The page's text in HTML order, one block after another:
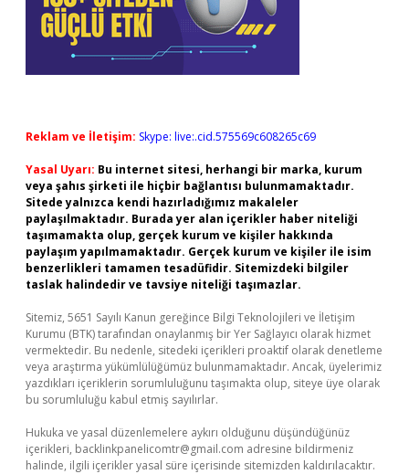
Reklam ve İletişim: Skype: live:.cid.575569c608265c69
Yasal Uyarı: Bu internet sitesi, herhangi bir marka, kurum
veya şahıs şirketi ile hiçbir bağlantısı bulunmamaktadır.
Sitede yalnızca kendi hazırladığımız makaleler
paylaşılmaktadır. Burada yer alan içerikler haber niteliği
taşımamakta olup, gerçek kurum ve kişiler hakkında
paylaşım yapılmamaktadır. Gerçek kurum ve kişiler ile isim
benzerlikleri tamamen tesadüfidir. Sitemizdeki bilgiler
taslak halindedir ve tavsiye niteliği taşımazlar.
Sitemiz, 5651 Sayılı Kanun gereğince Bilgi Teknolojileri ve İletişim
Kurumu (BTK) tarafından onaylanmış bir Yer Sağlayıcı olarak hizmet
vermektedir. Bu nedenle, sitedeki içerikleri proaktif olarak denetleme
veya araştırma yükümlülüğümüz bulunmamaktadır. Ancak, üyelerimiz
yazdıkları içeriklerin sorumluluğunu taşımakta olup, siteye üye olarak
bu sorumluluğu kabul etmiş sayılırlar.
Hukuka ve yasal düzenlemelere aykırı olduğunu düşündüğünüz
içerikleri, backlinkpanelicomtr@gmail.com adresine bildirmeniz
halinde, ilgili içerikler yasal süre içerisinde sitemizden kaldırılacaktır.